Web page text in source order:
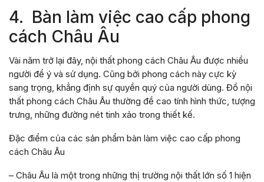
4. Bàn làm việc cao cấp phong
cách Châu Âu
Vài năm trở lại đây, nội thất phong cách Châu Âu được nhiều
người để ý và sử dụng. Cũng bởi phong cách này cực kỳ
sang trọng, khẳng định sự quyền quý của người dùng. Đồ nội
thất phong cách Châu Âu thường đề cao tính hình thức, tượng
trưng, những đường nét tinh xảo trong thiết kế.
Đặc điểm của các sản phẩm bàn làm việc cao cấp phong
cách Châu Âu
– Châu Âu là một trong những thị trường nội thất lớn số 1 hiện